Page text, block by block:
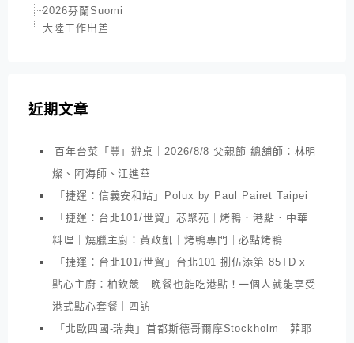
2026芬蘭Suomi
大陸工作出差
近期文章
百年台菜「豐」辦桌｜2026/8/8 父親節 總舖師：林明
燦、阿海師、江進華
「捷運：信義安和站」Polux by Paul Pairet Taipei
「捷運：台北101/世貿」芯聚苑｜烤鴨．港點．中華
料理｜燒臘主廚：黃政凱｜烤鴨專門｜必點烤鴨
「捷運：台北101/世貿」台北101 捌伍添第 85TD x
點心主廚：柏欽競｜晚餐也能吃港點！一個人就能享受
港式點心套餐｜四訪
「北歐四國-瑞典」首都斯德哥爾摩Stockholm｜菲耶